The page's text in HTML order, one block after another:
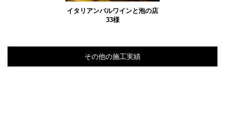
イタリアンバルワインと泡の店
33様
その他の施工実績